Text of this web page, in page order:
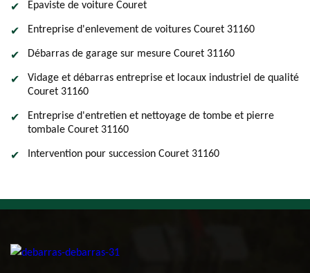
Epaviste de voiture Couret
Entreprise d'enlevement de voitures Couret 31160
Débarras de garage sur mesure Couret 31160
Vidage et débarras entreprise et locaux industriel de qualité
Couret 31160
Entreprise d'entretien et nettoyage de tombe et pierre
tombale Couret 31160
Intervention pour succession Couret 31160